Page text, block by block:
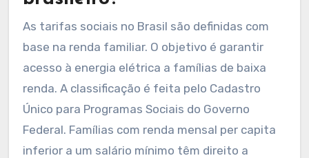
As tarifas sociais no Brasil são definidas com
base na renda familiar. O objetivo é garantir
acesso à energia elétrica a famílias de baixa
renda. A classificação é feita pelo Cadastro
Único para Programas Sociais do Governo
Federal. Famílias com renda mensal per capita
inferior a um salário mínimo têm direito a